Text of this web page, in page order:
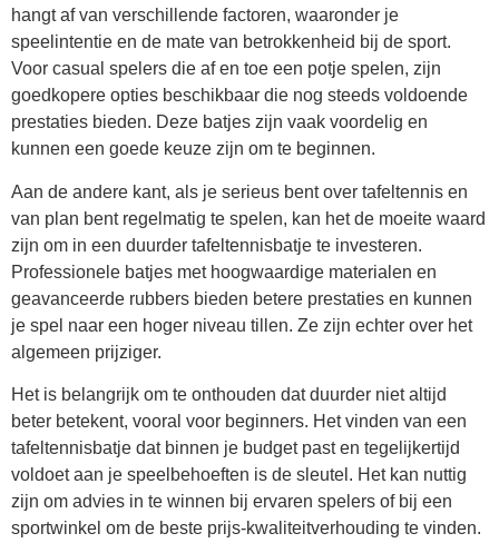
hangt af van verschillende factoren, waaronder je
speelintentie en de mate van betrokkenheid bij de sport.
Voor casual spelers die af en toe een potje spelen, zijn
goedkopere opties beschikbaar die nog steeds voldoende
prestaties bieden. Deze batjes zijn vaak voordelig en
kunnen een goede keuze zijn om te beginnen.
Aan de andere kant, als je serieus bent over tafeltennis en
van plan bent regelmatig te spelen, kan het de moeite waard
zijn om in een duurder tafeltennisbatje te investeren.
Professionele batjes met hoogwaardige materialen en
geavanceerde rubbers bieden betere prestaties en kunnen
je spel naar een hoger niveau tillen. Ze zijn echter over het
algemeen prijziger.
Het is belangrijk om te onthouden dat duurder niet altijd
beter betekent, vooral voor beginners. Het vinden van een
tafeltennisbatje dat binnen je budget past en tegelijkertijd
voldoet aan je speelbehoeften is de sleutel. Het kan nuttig
zijn om advies in te winnen bij ervaren spelers of bij een
sportwinkel om de beste prijs-kwaliteitverhouding te vinden.